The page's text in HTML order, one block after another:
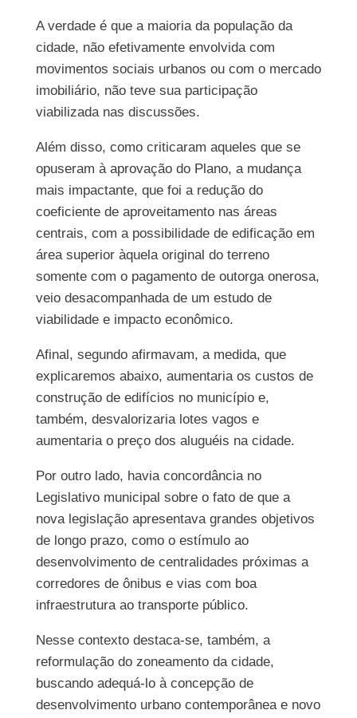
A verdade é que a maioria da população da
cidade, não efetivamente envolvida com
movimentos sociais urbanos ou com o mercado
imobiliário, não teve sua participação
viabilizada nas discussões.
Além disso, como criticaram aqueles que se
opuseram à aprovação do Plano, a mudança
mais impactante, que foi a redução do
coeficiente de aproveitamento nas áreas
centrais, com a possibilidade de edificação em
área superior àquela original do terreno
somente com o pagamento de outorga onerosa,
veio desacompanhada de um estudo de
viabilidade e impacto econômico.
Afinal, segundo afirmavam, a medida, que
explicaremos abaixo, aumentaria os custos de
construção de edifícios no município e,
também, desvalorizaria lotes vagos e
aumentaria o preço dos aluguéis na cidade.
Por outro lado, havia concordância no
Legislativo municipal sobre o fato de que a
nova legislação apresentava grandes objetivos
de longo prazo, como o estímulo ao
desenvolvimento de centralidades próximas a
corredores de ônibus e vias com boa
infraestrutura ao transporte público.
Nesse contexto destaca-se, também, a
reformulação do zoneamento da cidade,
buscando adequá-lo à concepção de
desenvolvimento urbano contemporânea e novo